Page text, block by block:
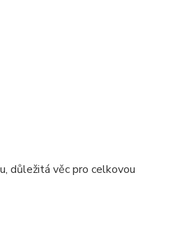
důležitá věc pro celkovou